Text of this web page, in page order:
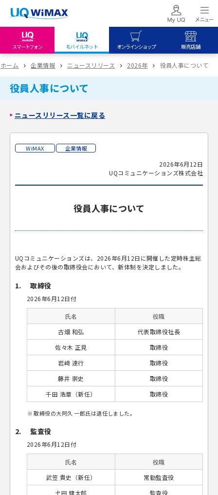
スマートフォン モバイルネット オンラインショップ 販売店舗
my UQ WiMAX
UQ WiMAX ご契約の方
My UQ mobile
UQ mobile
オンラインショップ
UQ WiMAX
UQ mobile
販売店舗
UQ WiMAX
ホーム 企業情報 ニュースリリース 2026年 役員人事について
役員人事について
ニュースリリース一覧に戻る
WiMAX 企業情報
2026年6月12日
UQコミュニケーションズ株式会社
役員人事について
UQコミュニケーションズは、2026年6月12日に開催した定時株主総
会およびその後の取締役会において、新体制を決定しました。
1. 取締役
2026年6月12日付
氏名
役職
古畑 和弘
代表取締役社長
佐々木 正見
取締役
岩﨑 達行
取締役
藤井 崇史
取締役
千田 浩章（新任）
取締役
取締役の大阿久 一郎氏は退任しました。
2. 監査役
2026年6月12日付
氏名
役職
武笠 貴史（新任）
常勤監査役
𡈽田 健太郎
監査役